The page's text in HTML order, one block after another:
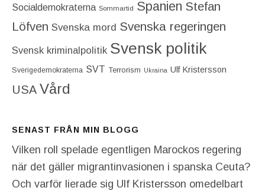
Socialdemokraterna Sommartid Spanien Stefan
Löfven Svenska mord Svenska regeringen
Svensk kriminalpolitik Svensk politik
Sverigedemokraterna SVT Terrorism Ukraina Ulf Kristersson
USA Vård
SENAST FRÅN MIN BLOGG
Vilken roll spelade egentligen Marockos regering
när det gäller migrantinvasionen i spanska Ceuta?
Och varför lierade sig Ulf Kristersson omedelbart